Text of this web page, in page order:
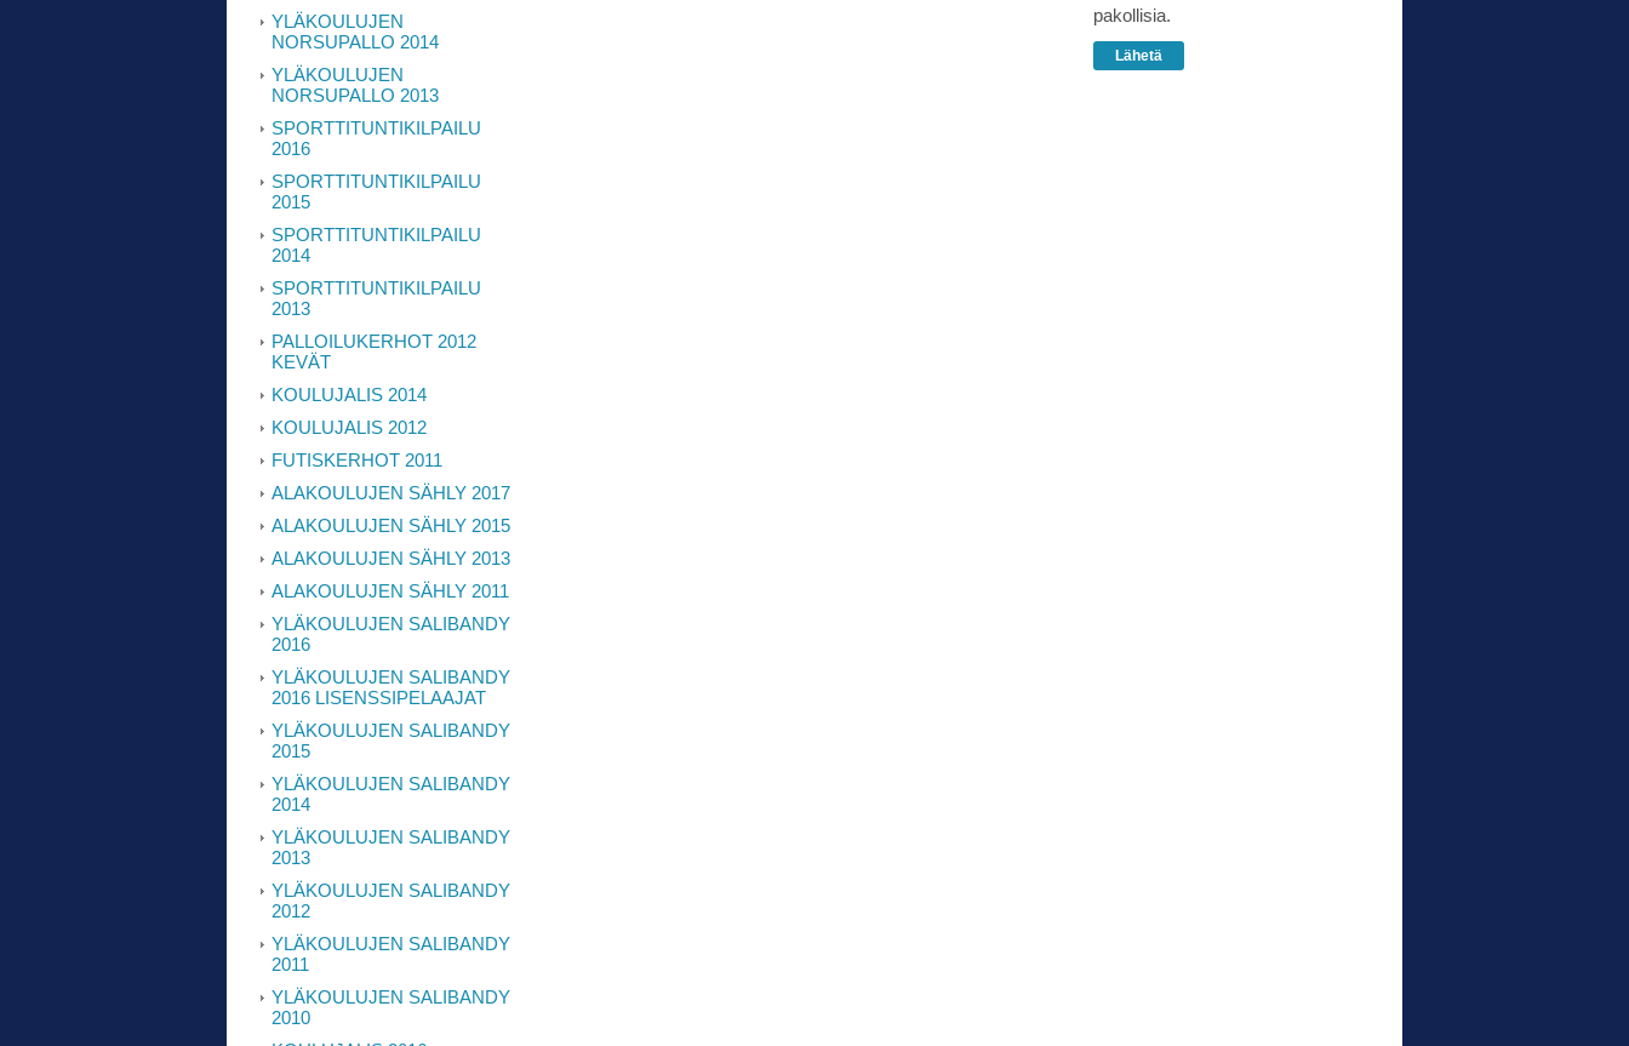
pakollisia.
YLÄKOULUJEN
NORSUPALLO 2014
YLÄKOULUJEN
NORSUPALLO 2013
SPORTTITUNTIKILPAILU
2016
SPORTTITUNTIKILPAILU
2015
SPORTTITUNTIKILPAILU
2014
SPORTTITUNTIKILPAILU
2013
PALLOILUKERHOT 2012
KEVÄT
KOULUJALIS 2014
KOULUJALIS 2012
FUTISKERHOT 2011
ALAKOULUJEN SÄHLY 2017
ALAKOULUJEN SÄHLY 2015
ALAKOULUJEN SÄHLY 2013
ALAKOULUJEN SÄHLY 2011
YLÄKOULUJEN SALIBANDY
2016
YLÄKOULUJEN SALIBANDY
2016 LISENSSIPELAAJAT
YLÄKOULUJEN SALIBANDY
2015
YLÄKOULUJEN SALIBANDY
2014
YLÄKOULUJEN SALIBANDY
2013
YLÄKOULUJEN SALIBANDY
2012
YLÄKOULUJEN SALIBANDY
2011
YLÄKOULUJEN SALIBANDY
2010